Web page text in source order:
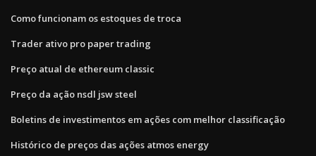
Como funcionam os estoques de troca
Trader ativo pro paper trading
Preço atual de ethereum classic
Preço da ação nsdl jsw steel
Boletins de investimentos em ações com melhor classificação
Histórico de preços das ações atmos energy